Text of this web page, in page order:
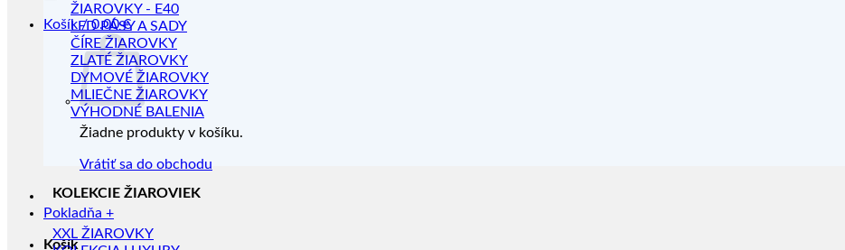
Košík /0.00€
Žiadne produkty v košíku.
Vrátiť sa do obchodu
Pokladňa +
Košík
ŽIAROVKY - E40
LED PÁSY A SADY
ČÍRE ŽIAROVKY
ZLATÉ ŽIAROVKY
DYMOVÉ ŽIAROVKY
MLIEČNE ŽIAROVKY
VÝHODNÉ BALENIA
KOLEKCIE ŽIAROVIEK
XXL ŽIAROVKY